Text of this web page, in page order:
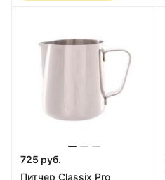
725 руб.
Питчер Classix Pro